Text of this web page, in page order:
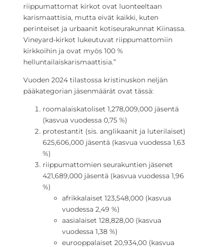
riippumattomat kirkot ovat luonteeltaan
karismaattisia, mutta eivät kaikki, kuten
perinteiset ja urbaanit kotiseurakunnat Kiinassa.
Vineyard-kirkot lukeutuvat riippumattomiin
kirkkoihin ja ovat myös 100 %
helluntailaiskarismaattisia.”
Vuoden 2024 tilastossa kristinuskon neljän
pääkategorian jäsenmäärät ovat tässä:
roomalaiskatoliset 1,278,009,000 jäsentä
(kasvua vuodessa 0,75 %)
protestantit (sis. anglikaanit ja luterilaiset)
625,606,000 jäsentä (kasvua vuodessa 1,63
%)
riippumattomien seurakuntien jäsenet
421,689,000 jäsentä (kasvua vuodessa 1,96
%)
afrikkalaiset 123,548,000 (kasvua
vuodessa 2,49 %)
aasialaiset 128,828,00 (kasvua
vuodessa 1,38 %)
eurooppalaiset 20,934,00 (kasvua